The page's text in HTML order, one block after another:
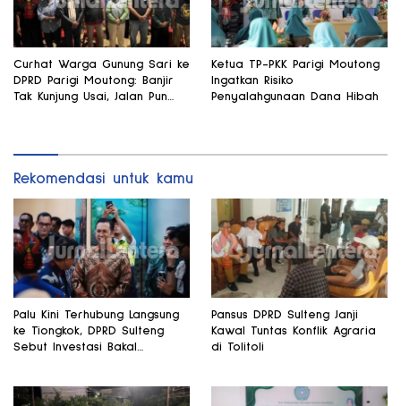
Curhat Warga Gunung Sari ke
DPRD Parigi Moutong: Banjir
Tak Kunjung Usai, Jalan Pun
Ketua TP-PKK Parigi Moutong
Ingatkan Risiko
Penyalahgunaan Dana Hibah
Rekomendasi untuk kamu
Palu Kini Terhubung Langsung
ke Tiongkok, DPRD Sulteng
Sebut Investasi Bakal
Pansus DPRD Sulteng Janji
Kawal Tuntas Konflik Agraria
di Tolitoli